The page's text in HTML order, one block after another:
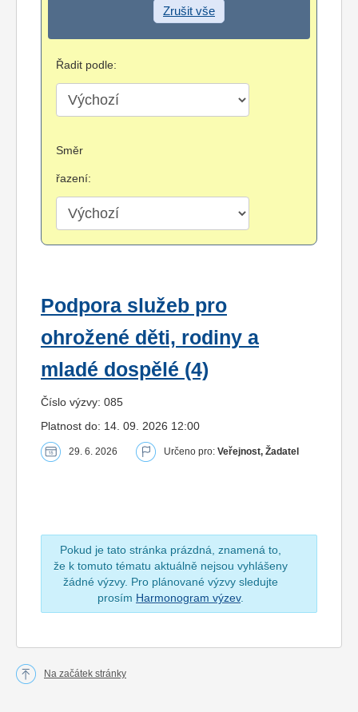
Zrušit vše
Řadit podle:
Směr
řazení:
Podpora služeb pro
ohrožené děti, rodiny a
mladé dospělé (4)
Číslo výzvy: 085
Platnost do: 14. 09. 2026 12:00
29. 6. 2026 Určeno pro: Veřejnost, Žadatel
Pokud je tato stránka prázdná, znamená to,
že k tomuto tématu aktuálně nejsou vyhlášeny
žádné výzvy. Pro plánované výzvy sledujte
prosím Harmonogram výzev.
Na začátek stránky